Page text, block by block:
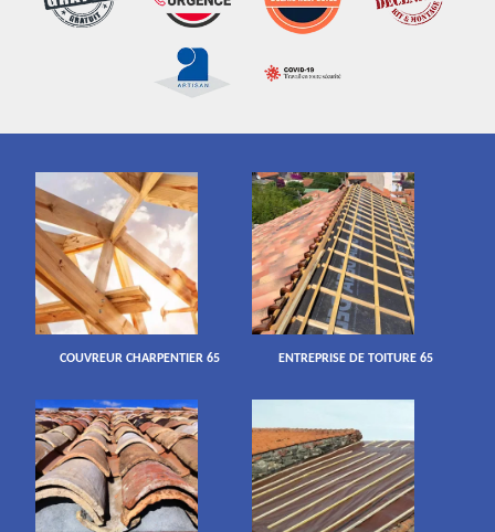
COUVREUR CHARPENTIER 65 ENTREPRISE DE TOITURE 65